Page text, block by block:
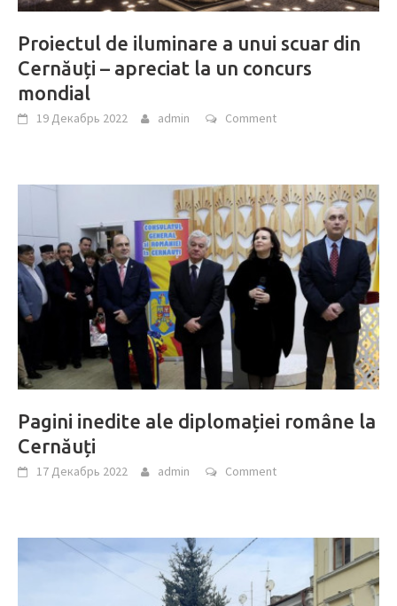
Proiectul de iluminare a unui scuar din
Cernăuți – apreciat la un concurs
mondial
19 Декабрь 2022 admin Comment
Pagini inedite ale diplomației române la
Cernăuți
17 Декабрь 2022 admin Comment